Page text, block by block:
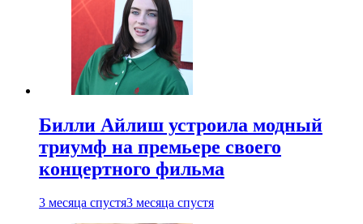
Билли Айлиш устроила модный
триумф на премьере своего
концертного фильма
3 месяца спустя3 месяца спустя